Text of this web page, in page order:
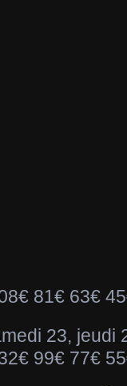
81€ 63€
23, jeudi
99€ 77€